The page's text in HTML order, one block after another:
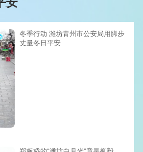
冬季行动 潍坊青州市公安局用脚步
丈量冬日平安